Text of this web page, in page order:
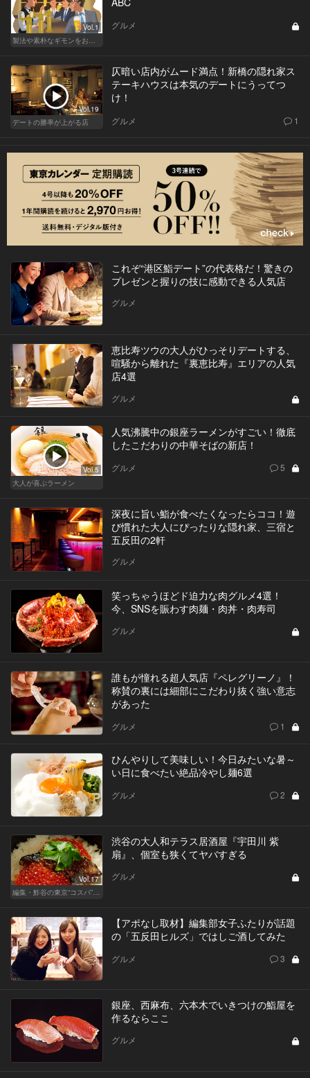
Vol.1
製法や素朴なギモンをおさらい！ ビールの基礎知識
グルメ
Vol.19
デートの勝率が上がる店
仄暗い店内がムード満点！新橋の隠れ家ス
テーキハウスは本気のデートにうってつ
け！
グルメ 1
これぞ“港区鮨デート”の代表格だ！驚きの
プレゼンと握りの技に感動できる人気店
グルメ
恵比寿ツウの大人がひっそりデートする、
喧騒から離れた『裏恵比寿』エリアの人気
店4選
グルメ
Vol.5
大人が喜ぶラーメン
人気沸騰中の銀座ラーメンがすごい！徹底
したこだわりの中華そばの新店！
グルメ 5
深夜に旨い鮨が食べたくなったらココ！遊
び慣れた大人にぴったりな隠れ家、三宿と
五反田の2軒
グルメ
笑っちゃうほどド迫力な肉グルメ4選！
今、SNSを賑わす肉麺・肉丼・肉寿司
グルメ
誰もが憧れる超人気店『ペレグリーノ』！
称賛の裏には細部にこだわり抜く強い意志
があった
グルメ 1
ひんやりして美味しい！今日みたいな暑～
い日に食べたい絶品冷やし麺6選
グルメ 2
Vol.17
渋谷の大人和テラス居酒屋『宇田川 紫
扇』、個室も狭くてヤバすぎる
グルメ
【アポなし取材】編集部女子ふたりが話題
の「五反田ヒルズ」ではしご酒してみた
グルメ 3
銀座、西麻布、六本木でいきつけの鮨屋を
作るならここ
グルメ